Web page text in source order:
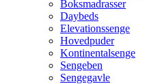
Boksmadrasser
Daybeds
Elevationssenge
Hovedpuder
Kontinentalsenge
Sengeben
Sengegavle